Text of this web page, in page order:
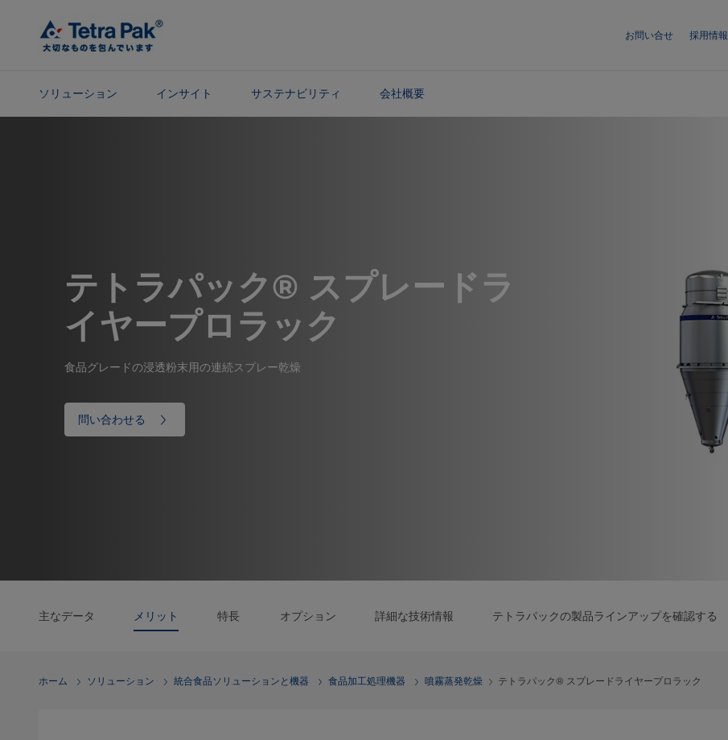
お問い合せ 採用情報
ソリューション インサイト サステナビリティ 会社概要
テトラパック® スプレードラ
イヤープロラック
食品グレードの浸透粉末用の連続スプレー乾燥
問い合わせる
主なデータ メリット 特長 オプション 詳細な技術情報 テトラパックの製品ラインアップを確認する
ホーム ソリューション 統合食品ソリューションと機器 食品加工処理機器 噴霧蒸発乾燥 テトラパック® スプレードライヤープロラック